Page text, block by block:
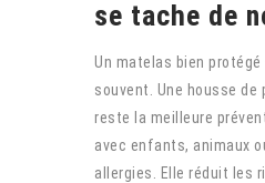
se tache de
Un matelas bien
souvent. Une housse
reste la meilleure
avec enfants, animaux
allergies. Elle réduit les